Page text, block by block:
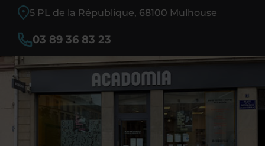
5 PL de la République, 68100 Mulhouse
03 89 36 83 23